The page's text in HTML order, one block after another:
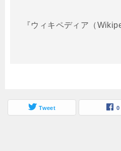
『ウィキペディア（
Tweet 0